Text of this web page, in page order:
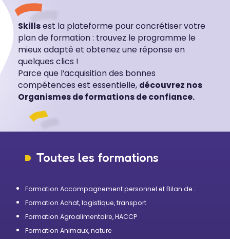
Skillsest la plateforme pour concrétiser votre
plan de formation : trouvez le programme le
mieux adapté et obtenez une réponse en
quelques clics !
Parce que l’acquisition des bonnes
compétences est essentielle, découvrez nos
Organismes de formations de confiance.
Toutes les formations
Formation Accompagnement personnel et Bilan de
Formation Achat, logistique, transport
Formation Agroalimentaire, HACCP
Formation Animaux, nature